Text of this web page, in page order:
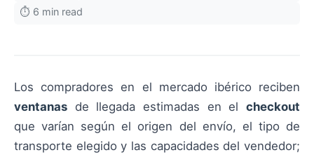
⏱️ 6 min read
Los compradores en el mercado ibérico reciben
ventanas de llegada estimadas en el checkout
que varían según el origen del envío, el tipo de
transporte elegido y las capacidades del vendedor;